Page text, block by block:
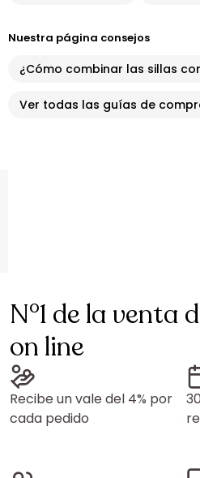
Nuestra página consejos
¿Cómo combinar las sillas
Ver todas las guías de
N°1 de la venta
on line
Recibe un vale del 4% por
cada pedido